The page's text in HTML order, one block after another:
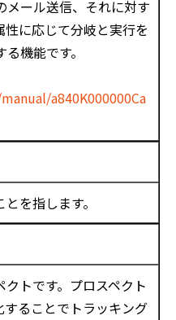
メール送信、それに対す
に応じて分岐と実行を
機能です。
a840K000000Ca
を指します。
トです。プロスペクト
ることでトラッキング